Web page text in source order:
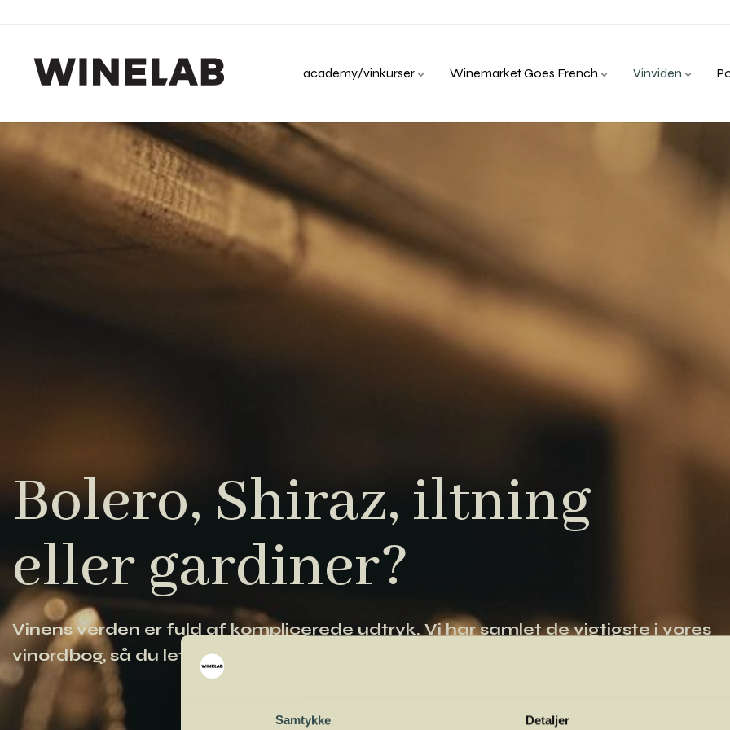
Samtykke Detaljer
academy/vinkurser Winemarket Goes French Vinviden
Bolero, Shiraz, iltning
eller gardiner?
Vinens verden er fuld af komplicerede udtryk. Vi har samlet de vigtigste i vores
vinordbog, så du lettere kan navigere og orientere dig.